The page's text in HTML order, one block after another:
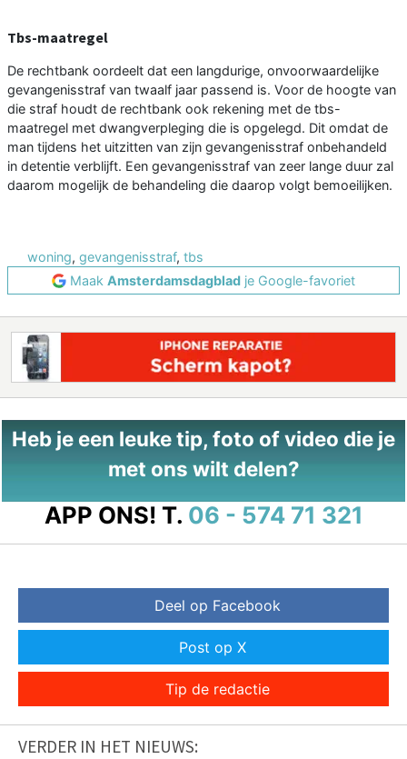
Tbs-maatregel
De rechtbank oordeelt dat een langdurige, onvoorwaardelijke
gevangenisstraf van twaalf jaar passend is. Voor de hoogte van
die straf houdt de rechtbank ook rekening met de tbs-
maatregel met dwangverpleging die is opgelegd. Dit omdat de
man tijdens het uitzitten van zijn gevangenisstraf onbehandeld
in detentie verblijft. Een gevangenisstraf van zeer lange duur zal
daarom mogelijk de behandeling die daarop volgt bemoeilijken.
woning, gevangenisstraf, tbs
Maak Amsterdamsdagblad je Google-favoriet
Heb je een leuke tip, foto of video die je
met ons wilt delen?
APP ONS! T. 06 - 574 71 321
Deel op Facebook
Post op X
Tip de redactie
VERDER IN HET NIEUWS: